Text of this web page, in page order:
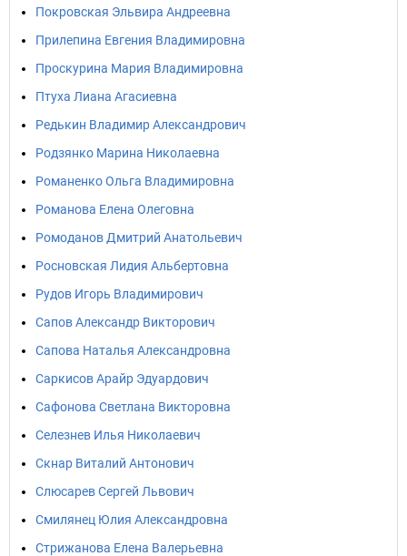
Покровская Эльвира Андреевна
Прилепина Евгения Владимировна
Проскурина Мария Владимировна
Птуха Лиана Агасиевна
Редькин Владимир Александрович
Родзянко Марина Николаевна
Романенко Ольга Владимировна
Романова Елена Олеговна
Ромоданов Дмитрий Анатольевич
Росновская Лидия Альбертовна
Рудов Игорь Владимирович
Сапов Александр Викторович
Сапова Наталья Александровна
Саркисов Арайр Эдуардович
Сафонова Светлана Викторовна
Селезнев Илья Николаевич
Скнар Виталий Антонович
Слюсарев Сергей Львович
Смилянец Юлия Александровна
Стрижанова Елена Валерьевна